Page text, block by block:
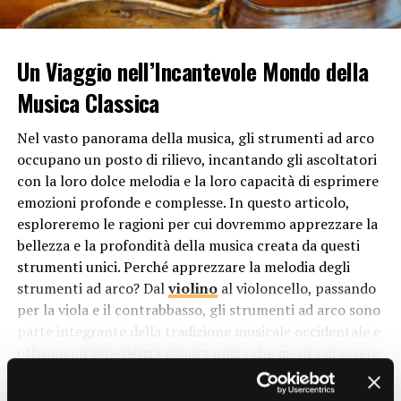
lo spirito e trasmettere un senso di divinità. L’organo,
con la sua imponenza e la sua potenza sonora,
Inoltre, l’organo è spesso associato al concetto di
armonia e unità all’interno della comunità di fede. Come
strumento polifonico, è in grado di combinare diverse
voci e timbri in un’unica melodia, simboleggiando l’idea
di diversità che si unisce in un’unica armonia sotto
l’egida della fede.
Ruolo dell’Organo nella Liturgia
Nelle chiese cristiane, l’organo ha un ruolo
fondamentale durante le celebrazioni liturgiche. È
spesso utilizzato per accompagnare i canti e le
enfatizza il carattere sacro e solenne della liturgia.
Inoltre, l’organo può essere impiegato anche per
Un Viaggio nell’Incantevole Mondo della
Musica Classica
Nel vasto panorama della musica, gli strumenti ad arco
occupano un posto di rilievo, incantando gli ascoltatori
con la loro dolce melodia e la loro capacità di esprimere
emozioni profonde e complesse. In questo articolo,
esploreremo le ragioni per cui dovremmo apprezzare la
bellezza e la profondità della musica creata da questi
strumenti unici. Perché apprezzare la melodia degli
strumenti ad arco? Dalviolinoal violoncello, passando
per la viola e il contrabbasso, gli strumenti ad arco sono
parte integrante della tradizione musicale occidentale e